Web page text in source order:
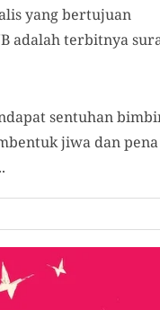
yang bertujuan
adalah terbitnya
sentuhan
jiwa dan pena